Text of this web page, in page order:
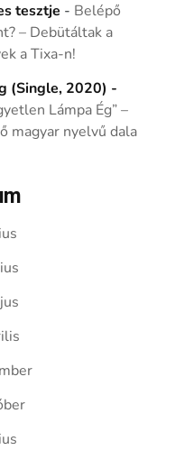
tesztje - Belépő
– Debütáltak a
a Tixa-n!
(Single, 2020) -
Lámpa Ég” –
magyar nyelvű dala